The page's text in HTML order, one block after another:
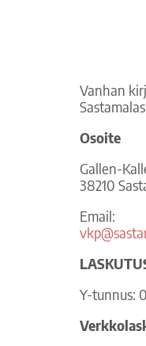
Vanhan
Osoite
Gallen-
38210
Email:
Y-tunnus: